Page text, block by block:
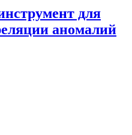
для
аномалий